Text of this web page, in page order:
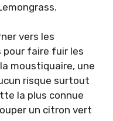
vers les
pour faire fuir les
moustiquaire, une
risque surtout
la plus connue
un citron vert